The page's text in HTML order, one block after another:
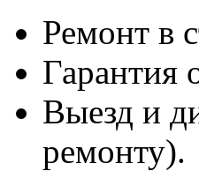
Ремонт в
Гарантия
Выезд и
ремонту).